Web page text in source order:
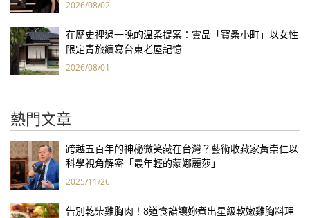
2026/08/02
在歷史裡過一晚的溫柔提案：雲品「寶桑小町」以女性
限定青旅續寫台東老屋記憶
2026/08/01
熱門文章
跨越五百年的神秘微笑藏在台灣？藝術收藏家黃崇仁以
科學視角解密「最年輕的蒙娜麗莎」
2025/11/26
告別乾柴雞胸肉！8道食譜讓妳煮出星級軟嫩雞胸料理